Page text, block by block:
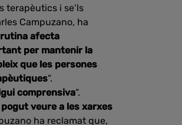
terapèutics i se’ls
Campuzano, ha
afecta
per mantenir la
que les persones
”.
comprensiva”.
veure a les xarxes
ha reclamat que,